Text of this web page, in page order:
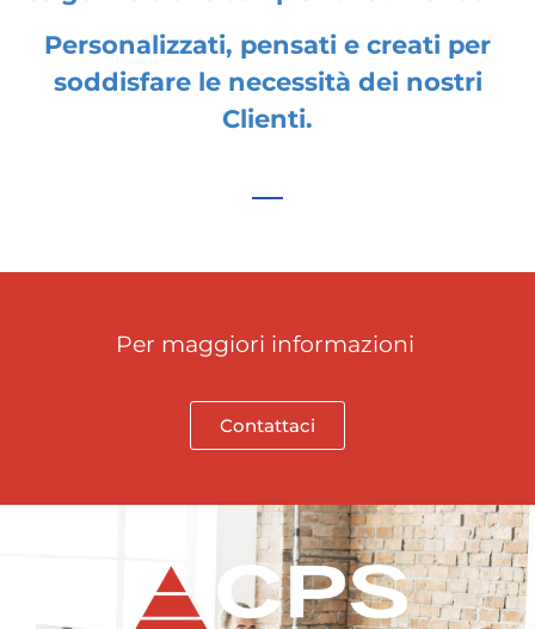
Personalizzati, pensati e creati per
soddisfare le necessità dei nostri
Clienti.
Per maggiori informazioni
Contattaci